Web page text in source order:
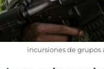
incursiones de grupos